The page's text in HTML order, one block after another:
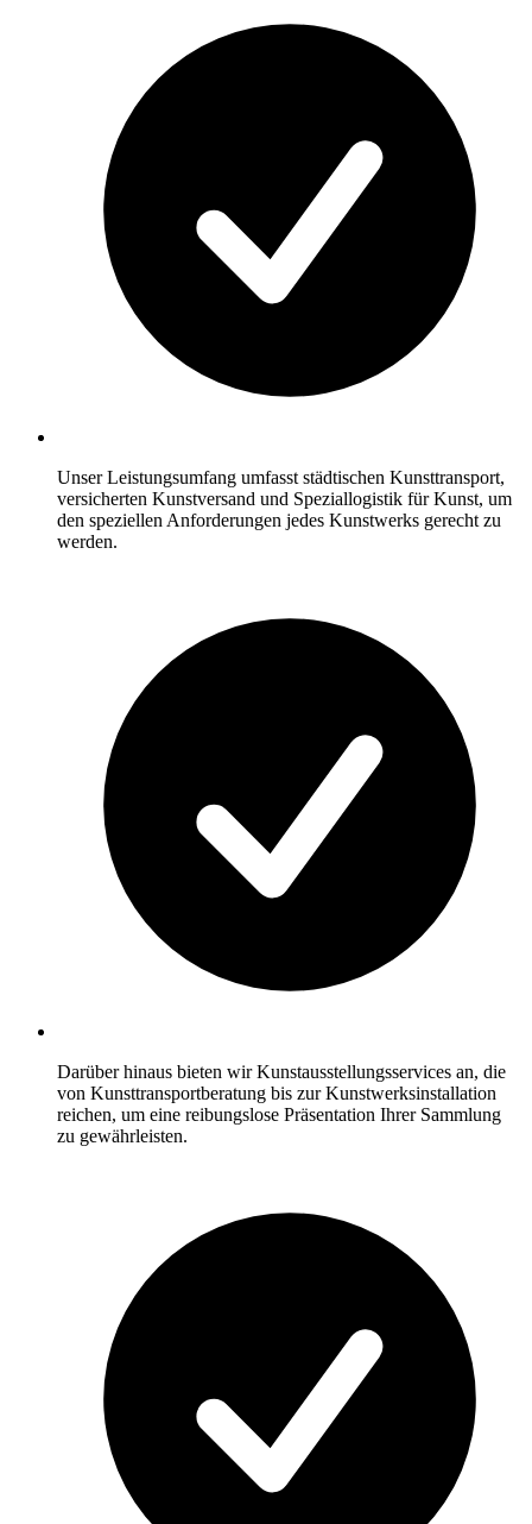
Unser Leistungsumfang umfasst städtischen Kunsttransport,
versicherten Kunstversand und Speziallogistik für Kunst, um
den speziellen Anforderungen jedes Kunstwerks gerecht zu
werden.
Darüber hinaus bieten wir Kunstausstellungsservices an, die
von Kunsttransportberatung bis zur Kunstwerksinstallation
reichen, um eine reibungslose Präsentation Ihrer Sammlung
zu gewährleisten.